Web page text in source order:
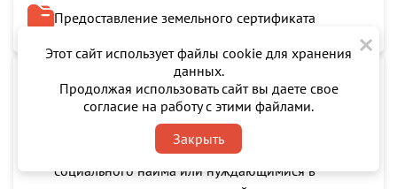
×
Этот сайт использует файлы cookie для хранения
данных.
Продолжая использовать сайт вы даете свое
согласие на работу с этими файлами.
Закрыть
Предоставление земельного сертификата
Предоставление жилых помещений семьям
участников специальной военной операции
(СВО), признанным нуждающимися в жилых
помещениях, предоставляемых по договорам
социального найма или нуждающимися в